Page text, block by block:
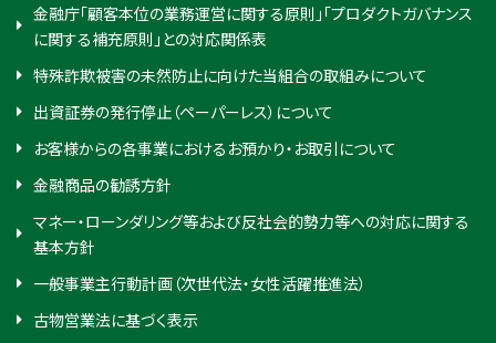
金融庁「顧客本位の業務運営に関する原則」「プロダクトガバナンス
に関する補充原則」との対応関係表
特殊詐欺被害の未然防止に向けた当組合の取組みについて
出資証券の発行停止（ペーパーレス）について
お客様からの各事業におけるお預かり・お取引について
金融商品の勧誘方針
マネー・ローンダリング等および反社会的勢力等への対応に関する
基本方針
一般事業主行動計画（次世代法・女性活躍推進法）
古物営業法に基づく表示